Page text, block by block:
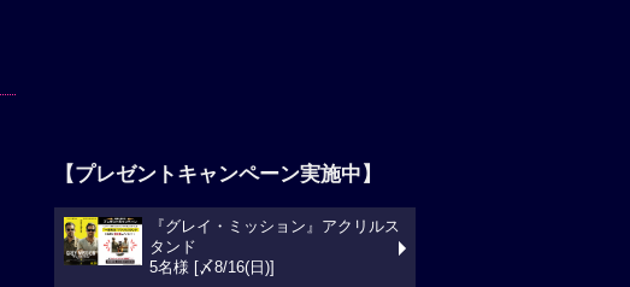
【プレゼントキャンペーン実施中】
『グレイ・ミッション』アクリルス
タンド
5名様 [〆8/16(日)]